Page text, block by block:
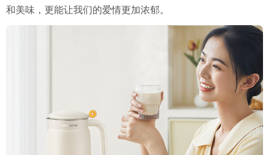
和美味，更能让我们的爱情更加浓郁。